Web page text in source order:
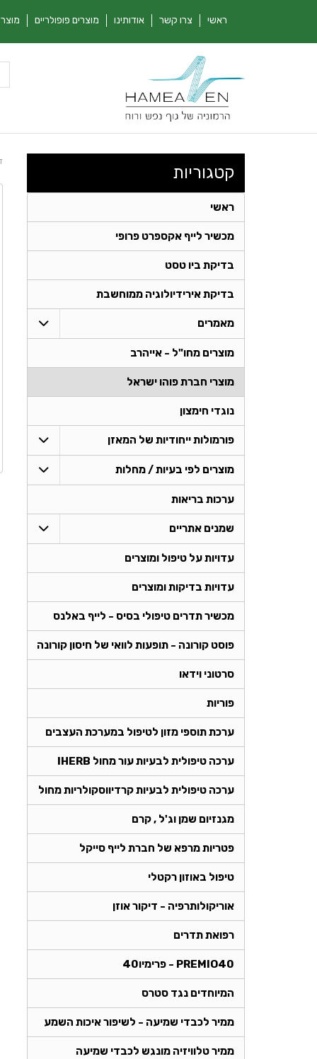
ראשי צרו קשר אודותינו מוצרים פופולריים
קטגוריות
ראשי
מכשיר לייף אקספרט פרופי
בדיקת ביו טסט
בדיקת אירידיולוגיה ממוחשבת
מאמרים
מוצרים מחו"ל - אייהרב
מוצרי חברת פוהו ישראל
נוגדי חימצון
פורמולות ייחודיות של המאזן
מוצרים לפי בעיות / מחלות
ערכות בריאות
שמנים אתריים
עדויות על טיפול ומוצרים
עדויות בדיקות ומוצרים
מכשיר תדרים טיפולי בסיס - לייף באלנס
פוסט קורונה - תופעות לוואי של חיסון קורונה
סרטוני וידאו
פוריות
ערכת תוספי מזון לטיפול במערכת העצבים
ערכה טיפולית לבעיות עור מחול IHERB
ערכה טיפולית לבעיות קרדיווסקולריות מחול
מגנזיום שמן וג'ל , קרם
פטריות מרפא של חברת לייף סייקל
טיפול באוזון רקטלי
אוריקולותרפיה - דיקור אוזן
רפואת תדרים
PREMIO40 - פרימיו40
המיוחדים נגד סטרס
ממיר לכבדי שמיעה - לשיפור איכות השמע
ממיר טלוויזיה מונגש לכבדי שמיעה